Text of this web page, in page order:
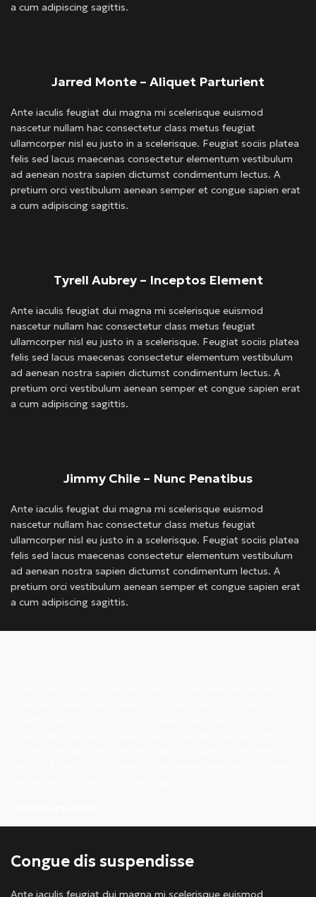
a cum adipiscing sagittis.
Jarred Monte – Aliquet Parturient
Ante iaculis feugiat dui magna mi scelerisque euismod
nascetur nullam hac consectetur class metus feugiat
ullamcorper nisl eu justo in a scelerisque. Feugiat sociis platea
felis sed lacus maecenas consectetur elementum vestibulum
ad aenean nostra sapien dictumst condimentum lectus. A
pretium orci vestibulum aenean semper et congue sapien erat
a cum adipiscing sagittis.
Tyrell Aubrey – Inceptos Element
Ante iaculis feugiat dui magna mi scelerisque euismod
nascetur nullam hac consectetur class metus feugiat
ullamcorper nisl eu justo in a scelerisque. Feugiat sociis platea
felis sed lacus maecenas consectetur elementum vestibulum
ad aenean nostra sapien dictumst condimentum lectus. A
pretium orci vestibulum aenean semper et congue sapien erat
a cum adipiscing sagittis.
Jimmy Chile – Nunc Penatibus
Ante iaculis feugiat dui magna mi scelerisque euismod
nascetur nullam hac consectetur class metus feugiat
ullamcorper nisl eu justo in a scelerisque. Feugiat sociis platea
felis sed lacus maecenas consectetur elementum vestibulum
ad aenean nostra sapien dictumst condimentum lectus. A
pretium orci vestibulum aenean semper et congue sapien erat
a cum adipiscing sagittis.
Congue dis suspendisse
Ante iaculis feugiat dui magna mi scelerisque euismod